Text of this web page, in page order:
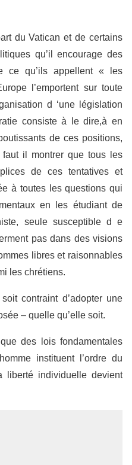
du Vatican et de certains
qu’il encourage des
ce qu’ils appellent « les
l’emportent sur toute
d ‘une législation
consiste à le dire,à en
de ces positions,
il montrer que tous les
de ces tentatives et
à toutes les questions qui
en les étudiant de
seule susceptible d e
pas dans des visions
libres et raisonnables
les chrétiens.
contraint d’adopter une
– quelle qu’elle soit.
des lois fondamentales
instituent l’ordre du
liberté individuelle devient